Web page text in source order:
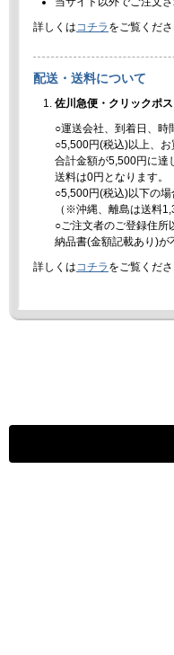
詳しくは コチラ をご覧くださ
配送・送料について
佐川急便・クリックポス
○運送会社、到着日、時
○5,500円(税込)以上、
合計金額が5,500円に達
送料は0円となります。
○5,500円(税込)以下の
（※沖縄、離島は送料
○ご注文者のご登録住所
納品書(金額記載あり)が
詳しくは コチラ をご覧くださ